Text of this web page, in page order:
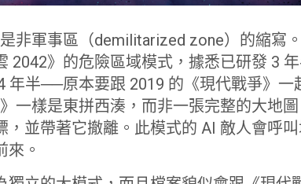
非軍事區（demilitarized zone）的縮寫
2042》的危險區域模式，據悉已研發 3
年半──原本要跟 2019 的《現代戰爭》一
一樣是東拼西湊，而非一張完整的大地
並帶著它撤離。此模式的 AI 敵人會呼
來。